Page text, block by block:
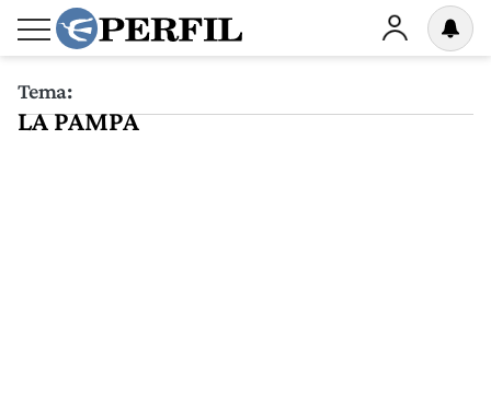
Tema:
LA PAMPA